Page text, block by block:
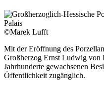
©Marek Lufft
Mit der Eröffnung des
Großherzog Ernst Ludwig von
Jahrhunderte gewachsenen
Öffentlichkeit zugänglich.